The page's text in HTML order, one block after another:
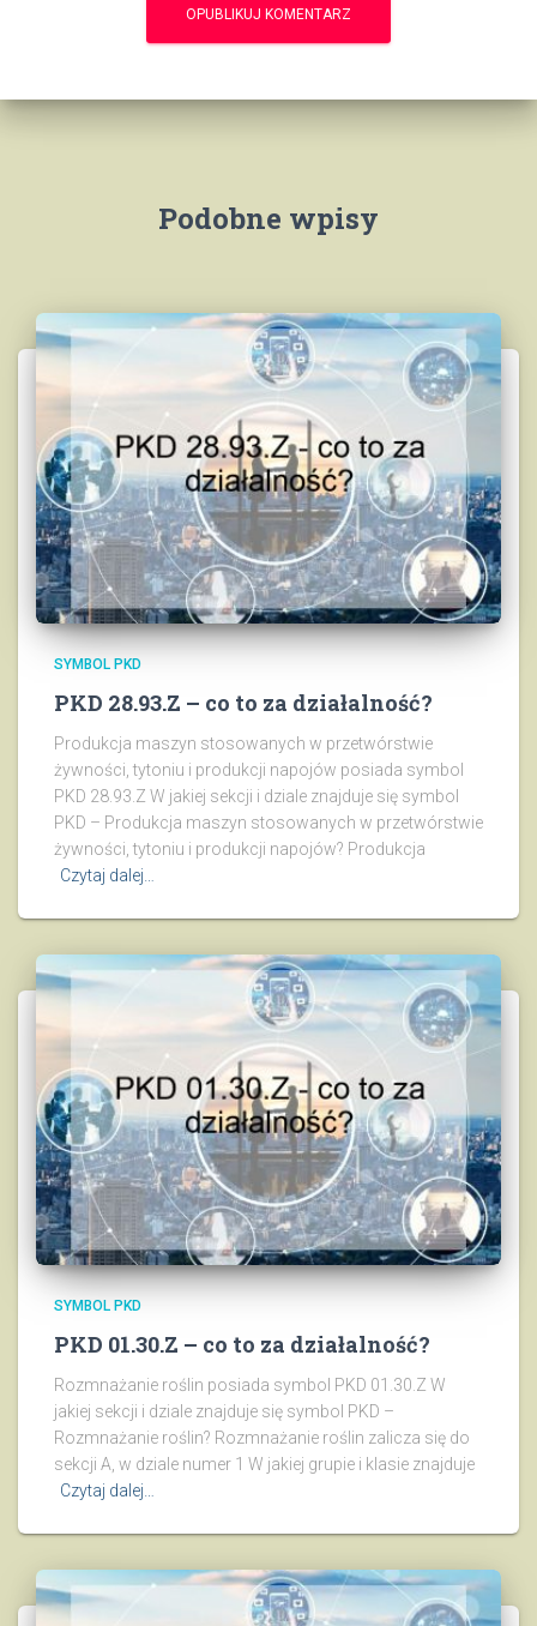
Podobne wpisy
SYMBOL PKD
PKD 28.93.Z – co to za działalność?
Produkcja maszyn stosowanych w przetwórstwie
żywności, tytoniu i produkcji napojów posiada symbol
PKD 28.93.Z W jakiej sekcji i dziale znajduje się symbol
PKD – Produkcja maszyn stosowanych w przetwórstwie
żywności, tytoniu i produkcji napojów? Produkcja
Czytaj dalej…
SYMBOL PKD
PKD 01.30.Z – co to za działalność?
Rozmnażanie roślin posiada symbol PKD 01.30.Z W
jakiej sekcji i dziale znajduje się symbol PKD –
Rozmnażanie roślin? Rozmnażanie roślin zalicza się do
sekcji A, w dziale numer 1 W jakiej grupie i klasie znajduje
Czytaj dalej…